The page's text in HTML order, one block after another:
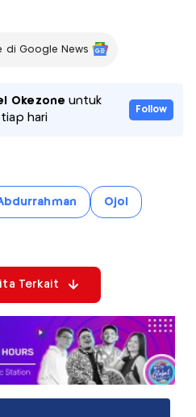
di Google News
Okezone untuk
hari
Follow
Ojol
Terkait